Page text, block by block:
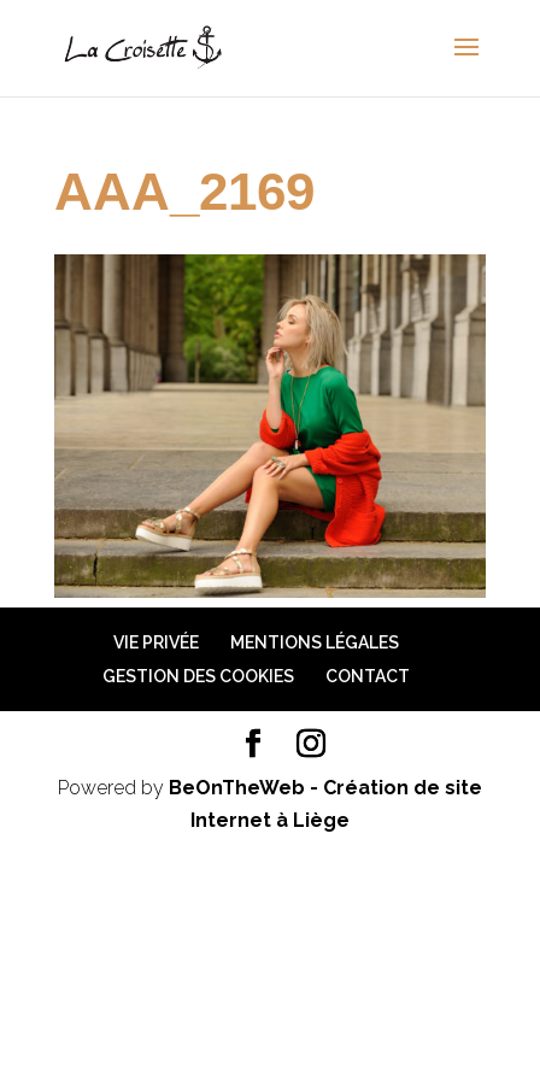
AAA_2169
VIE PRIVÉE
MENTIONS LÉGALES
GESTION DES COOKIES
CONTACT
Powered by BeOnTheWeb - Création de site
Internet à Liège